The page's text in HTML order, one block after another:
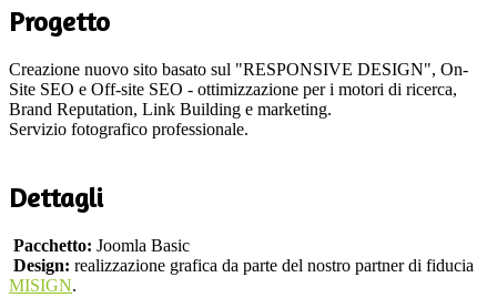
Progetto
Creazione nuovo sito basato sul "RESPONSIVE DESIGN", On-
Site SEO e Off-site SEO - ottimizzazione per i motori di ricerca,
Brand Reputation, Link Building e marketing.
Servizio fotografico professionale.
Dettagli
Pacchetto: Joomla Basic
Design: realizzazione grafica da parte del nostro partner di fiducia
MISIGN.